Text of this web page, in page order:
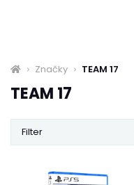
Značky TEAM 17
TEAM 17
Filter